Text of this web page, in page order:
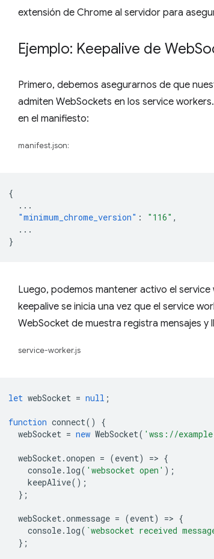
extensión de Chrome al servidor para
Ejemplo: Keepalive de Web
Primero, debemos asegurarnos de que
admiten WebSockets en los service
en el manifiesto:
manifest.json:
{
...
"minimum_chrome_version" : "116" ,
...
}
Luego, podemos mantener activo el
keepalive se inicia una vez que el service
WebSocket de muestra registra mensajes y
service-worker.js
let webSocket = null ;
function connect()
{
webSocket = new WebSocket( 'wss://
webSocket.onopen = (event) => {
console. log( 'websocket open' );
keepAlive();
};
webSocket.onmessage = (event) => {
console. log( `websocket received
};